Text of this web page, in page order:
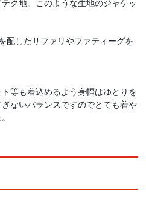
ク地。このような生地のジャケッ
配したサファリやファティーグを
等も着込めるよう身幅はゆとりを
ないバランスですのでとても着や